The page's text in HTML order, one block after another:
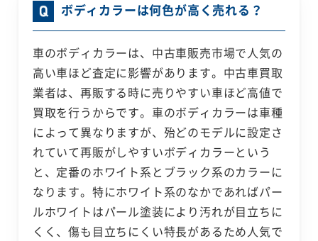
ボディカラーは何色が高く売れる？
車のボディカラーは、中古車販売市場で人気の
高い車ほど査定に影響があります。中古車買取
業者は、再販する時に売りやすい車ほど高値で
買取を行うからです。車のボディカラーは車種
によって異なりますが、殆どのモデルに設定さ
れていて再販がしやすいボディカラーという
と、定番のホワイト系とブラック系のカラーに
なります。特にホワイト系のなかであればパー
ルホワイトはパール塗装により汚れが目立ちに
くく、傷も目立ちにくい特長があるため人気で